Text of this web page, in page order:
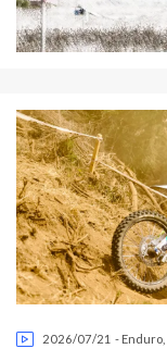
2026/07/21 - Enduro